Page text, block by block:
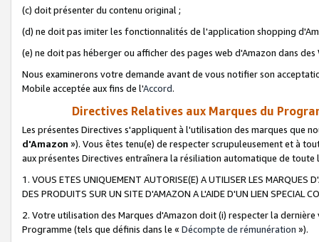
(c) doit présenter du contenu original ;
(d) ne doit pas imiter les fonctionnalités de l'application shopping
(e) ne doit pas héberger ou afficher des pages web d'Amazon dans
Nous examinerons votre demande avant de vous notifier son
Mobile acceptée aux fins de l'Accord.
Directives Relatives aux Marques du
Les présentes Directives s'appliquent à l'utilisation des marques que
d'Amazon »). Vous êtes tenu(e) de respecter scrupuleusement et à
aux présentes Directives entraînera la résiliation automatique de
1. VOUS ETES UNIQUEMENT AUTORISE(E) A UTILISER LES MARQUES
DES PRODUITS SUR UN SITE D'AMAZON A L'AIDE D'UN LIEN SPECIAL
2. Votre utilisation des Marques d'Amazon doit (i) respecter la
Programme (tels que définis dans le « Décompte de rémunération »).